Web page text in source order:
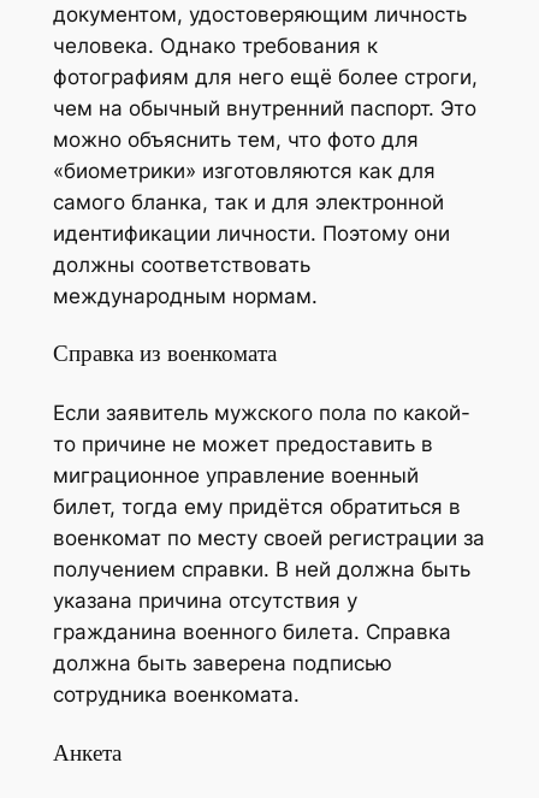
документом, удостоверяющим личность
человека. Однако требования к
фотографиям для него ещё более строги,
чем на обычный внутренний паспорт. Это
можно объяснить тем, что фото для
«биометрики» изготовляются как для
самого бланка, так и для электронной
идентификации личности. Поэтому они
должны соответствовать
международным нормам.
Справка из военкомата
Если заявитель мужского пола по какой-
то причине не может предоставить в
миграционное управление военный
билет, тогда ему придётся обратиться в
военкомат по месту своей регистрации за
получением справки. В ней должна быть
указана причина отсутствия у
гражданина военного билета. Справка
должна быть заверена подписью
сотрудника военкомата.
Анкета